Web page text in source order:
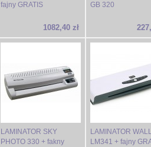
fajny GRATIS
1082,40 zł
GB 320
LAMINATOR SKY
PHOTO 330 + fakny
LAMINATOR
LM341 + fajny